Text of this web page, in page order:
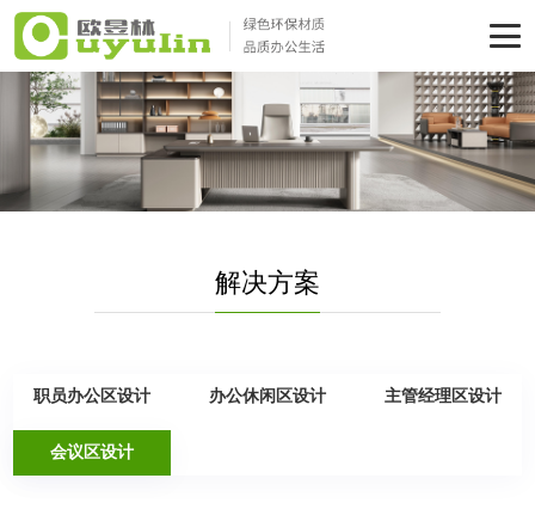
解决方案
职员办公区设计 办公休闲区设计 主管经理区设计
会议区设计